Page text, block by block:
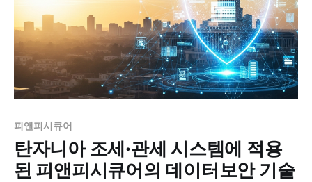
피앤피시큐어
탄자니아 조세·관세 시스템에 적용
된 피앤피시큐어의 데이터보안 기술